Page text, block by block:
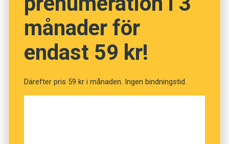
månader för
endast 59 kr!
Därefter pris 59 kr i månaden. Ingen bindningstid.